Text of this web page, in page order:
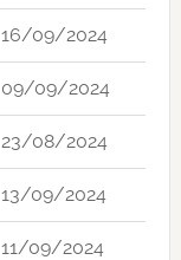
16/09/2024
09/09/2024
23/08/2024
13/09/2024
11/09/2024